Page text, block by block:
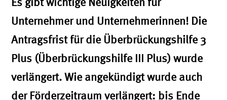
Unternehmer und Unternehmerinnen! Die
Antragsfrist für die Überbrückungshilfe 3
Plus (Überbrückungshilfe III Plus) wurde
verlängert. Wie angekündigt wurde auch
der Förderzeitraum verlängert: bis Ende